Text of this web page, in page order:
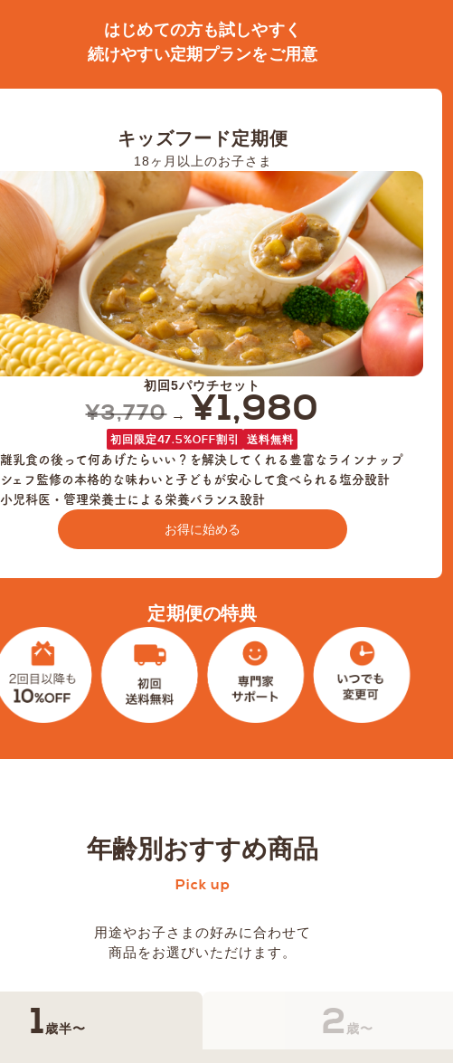
はじめての方も試しやすく
続けやすい定期プランをご用意
キッズフード定期便
18ヶ月以上のお子さま
初回5パウチセット
¥3,770→ ¥1,980
初回限定47.5%OFF割引 送料無料
離乳食の後って何あげたらいい？を解決してくれる豊富なラインナップ
シェフ監修の本格的な味わいと子どもが安心して食べられる塩分設計
小児科医・管理栄養士による栄養バランス設計
お得に始める
定期便の特典
年齢別おすすめ商品
Pick up
用途やお子さまの好みに合わせて
商品をお選びいただけます。
1歳半〜 2 歳〜